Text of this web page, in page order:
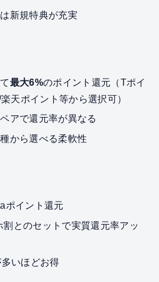
新規特典が充実
最大6%のポイント還元（Tポイ
天ポイント等から選択可）
アで還元率が異なる
から選べる柔軟性
ポイント還元
割とのセットで実質還元率アッ
いほどお得